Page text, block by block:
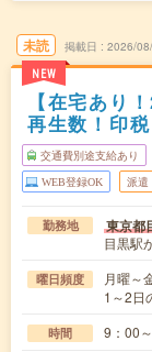
未読
NEW
掲載日 2026/
【在宅あり
再生数！印
交通費別途支給あり
WEB登録OK 派遣
勤務地 東京都
目黒駅
曜日頻度
月曜～
1～2日
時間 9：00